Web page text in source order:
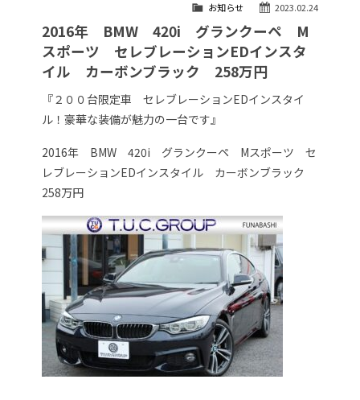
自動車保険
TUCとは？
リクルート
納車blog
スタッフblog
会社概要
2023.02.24
お知らせ
2016年 BMW 420i グランクーペ M
スポーツ セレブレーションEDインスタ
イル カーボンブラック 258万円
『２００台限定車 セレブレーションEDインスタイ
ル！豪華な装備が魅力の一台です』
2016年 BMW 420i グランクーペ Mスポーツ セ
レブレーションEDインスタイル カーボンブラック
258万円